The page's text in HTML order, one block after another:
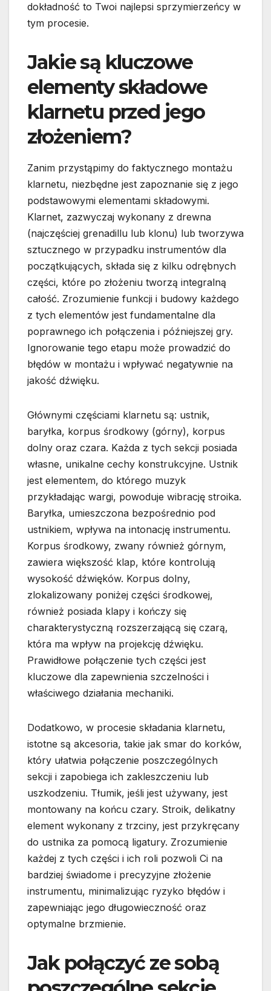
dokładność to Twoi najlepsi sprzymierzeńcy w
tym procesie.
Jakie są kluczowe
elementy składowe
klarnetu przed jego
złożeniem?
Zanim przystąpimy do faktycznego montażu
klarnetu, niezbędne jest zapoznanie się z jego
podstawowymi elementami składowymi.
Klarnet, zazwyczaj wykonany z drewna
(najczęściej grenadillu lub klonu) lub tworzywa
sztucznego w przypadku instrumentów dla
początkujących, składa się z kilku odrębnych
części, które po złożeniu tworzą integralną
całość. Zrozumienie funkcji i budowy każdego
z tych elementów jest fundamentalne dla
poprawnego ich połączenia i późniejszej gry.
Ignorowanie tego etapu może prowadzić do
błędów w montażu i wpływać negatywnie na
jakość dźwięku.
Głównymi częściami klarnetu są: ustnik,
baryłka, korpus środkowy (górny), korpus
dolny oraz czara. Każda z tych sekcji posiada
własne, unikalne cechy konstrukcyjne. Ustnik
jest elementem, do którego muzyk
przykładając wargi, powoduje wibrację stroika.
Baryłka, umieszczona bezpośrednio pod
ustnikiem, wpływa na intonację instrumentu.
Korpus środkowy, zwany również górnym,
zawiera większość klap, które kontrolują
wysokość dźwięków. Korpus dolny,
zlokalizowany poniżej części środkowej,
również posiada klapy i kończy się
charakterystyczną rozszerzającą się czarą,
która ma wpływ na projekcję dźwięku.
Prawidłowe połączenie tych części jest
kluczowe dla zapewnienia szczelności i
właściwego działania mechaniki.
Dodatkowo, w procesie składania klarnetu,
istotne są akcesoria, takie jak smar do korków,
który ułatwia połączenie poszczególnych
sekcji i zapobiega ich zakleszczeniu lub
uszkodzeniu. Tłumik, jeśli jest używany, jest
montowany na końcu czary. Stroik, delikatny
element wykonany z trzciny, jest przykręcany
do ustnika za pomocą ligatury. Zrozumienie
każdej z tych części i ich roli pozwoli Ci na
bardziej świadome i precyzyjne złożenie
instrumentu, minimalizując ryzyko błędów i
zapewniając jego długowieczność oraz
optymalne brzmienie.
Jak połączyć ze sobą